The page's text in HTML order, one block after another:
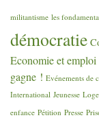
militantisme les
démocratie
Economie et emploi
gagne ! Evénements de
International Jeunesse
enfance Pétition Presse